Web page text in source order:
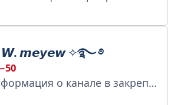
𝙒. 𝙢𝙚𝙮𝙚𝙬 ✧࿐ ࿔
Вся информация о канале в закрепе Лс: @meowewqute